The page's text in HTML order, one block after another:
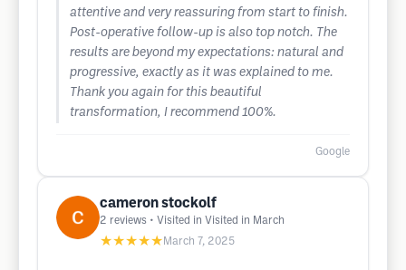
attentive and very reassuring from start to finish.
Post-operative follow-up is also top notch. The
results are beyond my expectations: natural and
progressive, exactly as it was explained to me.
Thank you again for this beautiful
transformation, I recommend 100%.
Google
cameron stockolf
2 reviews • Visited in Visited in March
★★★★★ March 7, 2025